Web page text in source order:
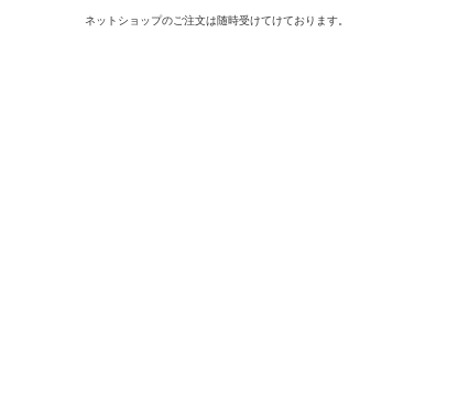
ネットショップのご注文は随時受けてけております。